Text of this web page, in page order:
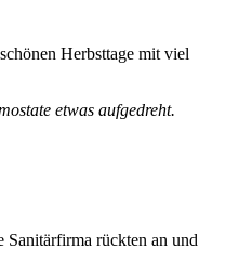
Herbsttage mit viel
etwas aufgedreht.
Sanitärfirma rückten an und